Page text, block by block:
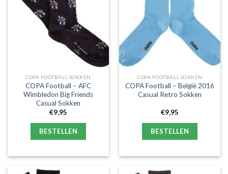
COPA FOOTBALL SOKKEN
COPA Football – AFC
Wimbledon Big Friends
Casual Sokken
€9,95
BESTELLEN
COPA FOOTBALL SOKKEN
COPA Football – België 2016
Casual Retro Sokken
€9,95
BESTELLEN